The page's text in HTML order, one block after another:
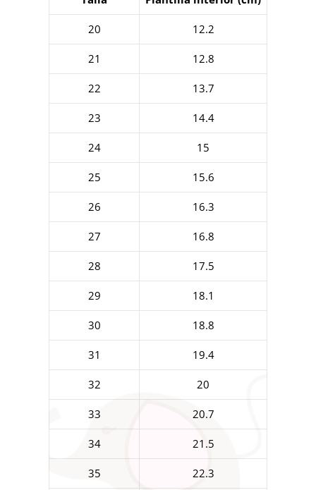
20 12.2
21 12.8
22 13.7
23 14.4
24 15
25 15.6
26 16.3
27 16.8
28 17.5
29 18.1
30 18.8
31 19.4
32 20
33 20.7
34 21.5
35 22.3